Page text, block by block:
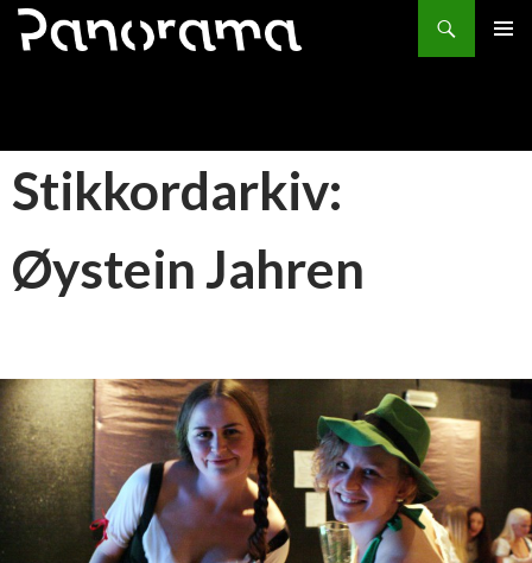
Søk
HOPP
Stikkordarkiv:
Øystein Jahren